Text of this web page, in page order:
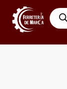
contenido
de